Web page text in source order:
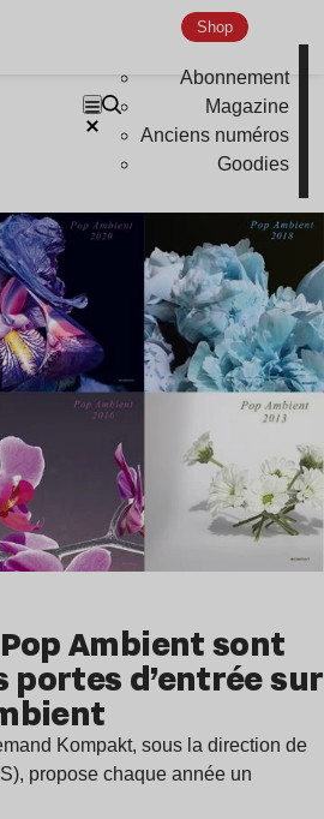
Shop
Abonnement
Magazine
Anciens numéros
Goodies
Ambient sont
portes d’entrée sur
Kompakt, sous la direction de
propose chaque année un